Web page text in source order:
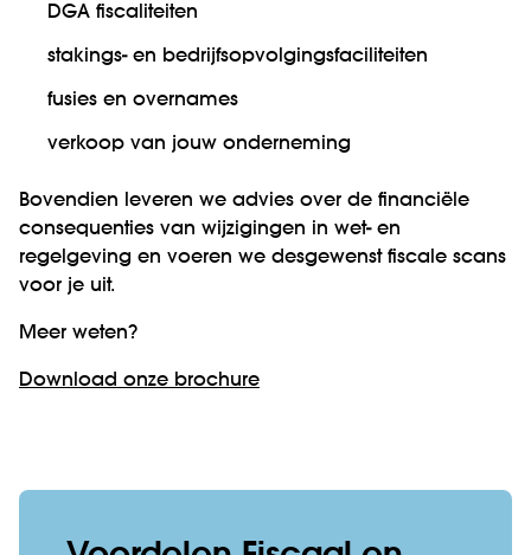
DGA fiscaliteiten
stakings- en bedrijfsopvolgingsfaciliteiten
fusies en overnames
verkoop van jouw onderneming
Bovendien leveren we advies over de financiële
consequenties van wijzigingen in wet- en
regelgeving en voeren we desgewenst fiscale scans
voor je uit.
Meer weten?
Download onze brochure